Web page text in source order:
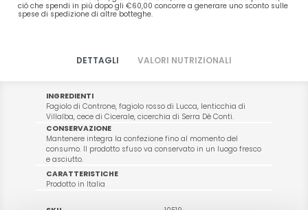
ciò che spendi in più dopo gli €60,00 concorre a generare uno sconto sulle
spese di spedizione di altre botteghe.
DETTAGLI VALORI NUTRIZIONALI
INGREDIENTI
Fagiolo di Controne, fagiolo rosso di Lucca, lenticchia di
Villalba, cece di Cicerale, cicerchia di Serra Dè Conti.
CONSERVAZIONE
Mantenere integra la confezione fino al momento del
consumo. Il prodotto sfuso va conservato in un luogo fresco
e asciutto.
CARATTERISTICHE
Prodotto in Italia